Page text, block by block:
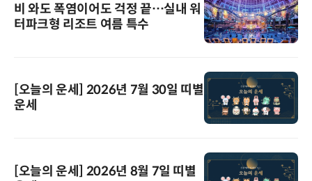
비 와도 폭염이어도 걱정 끝…실내 워
터파크형 리조트 여름 특수
[오늘의 운세] 2026년 7월 30일 띠별
운세
[오늘의 운세] 2026년 8월 7일 띠별